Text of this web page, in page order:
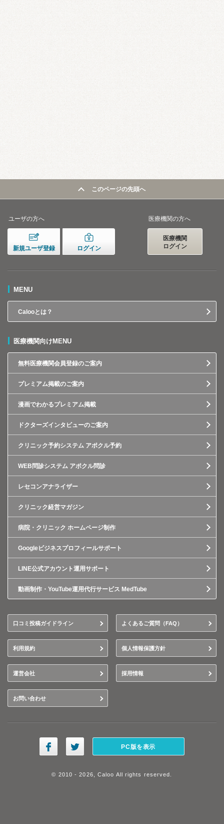
このページの先頭へ
ユーザの方へ
新規ユーザ登録 ログイン
医療機関の方へ
医療機関
ログイン
MENU
Calooとは？
医療機関向けMENU
無料医療機関会員登録のご案内
プレミアム掲載のご案内
漫画でわかるプレミアム掲載
ドクターズインタビューのご案内
クリニック予約システム アポクル予約
WEB問診システム アポクル問診
レセコンアナライザー
クリニック経営マガジン
病院・クリニック ホームページ制作
Googleビジネスプロフィールサポート
LINE公式アカウント運用サポート
動画制作・YouTube運用代行サービス MedTube
口コミ投稿ガイドライン よくあるご質問（FAQ）
利用規約 個人情報保護方針
運営会社 採用情報
お問い合わせ
PC版を表示
© 2010 - 2026, Caloo All rights reserved.